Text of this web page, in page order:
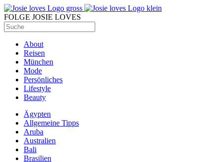
FOLGE JOSIE LOVES
About
Reisen
München
Mode
Persönliches
Lifestyle
Beauty
Ägypten
Allgemeine Tipps
Aruba
Australien
Bali
Brasilien